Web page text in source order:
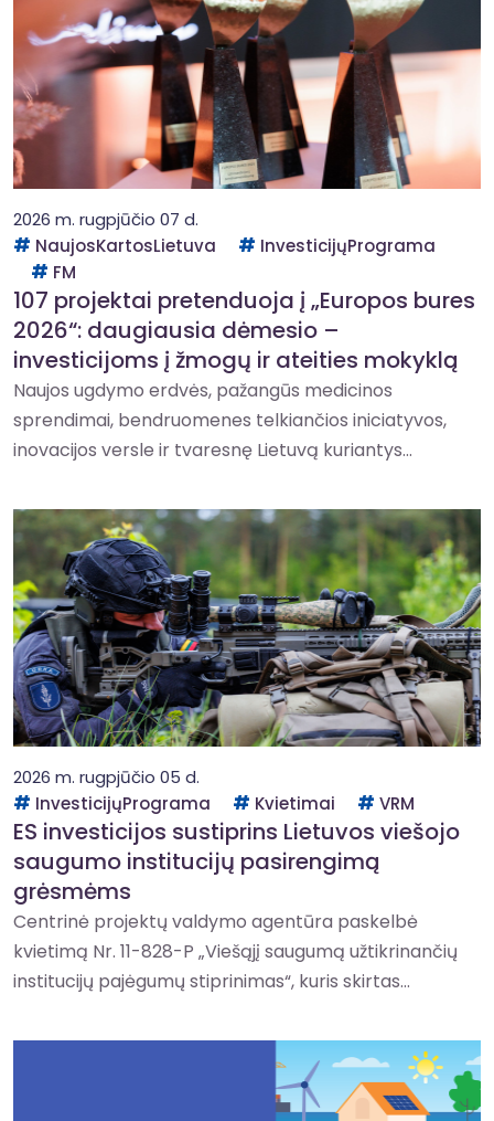
2026 m. rugpjūčio 07 d.
NaujosKartosLietuva
InvesticijųPrograma
FM
107 projektai pretenduoja į „Europos bures
2026“: daugiausia dėmesio –
investicijoms į žmogų ir ateities mokyklą
Naujos ugdymo erdvės, pažangūs medicinos
sprendimai, bendruomenes telkiančios iniciatyvos,
inovacijos versle ir tvaresnę Lietuvą kuriantys...
2026 m. rugpjūčio 05 d.
InvesticijųPrograma
Kvietimai VRM
ES investicijos sustiprins Lietuvos viešojo
saugumo institucijų pasirengimą
grėsmėms
Centrinė projektų valdymo agentūra paskelbė
kvietimą Nr. 11-828-P „Viešąjį saugumą užtikrinančių
institucijų pajėgumų stiprinimas“, kuris skirtas...